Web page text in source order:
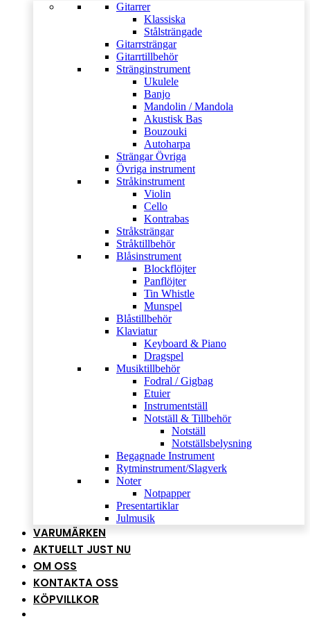
Gitarrer
Klassiska
Stålsträngade
Gitarrsträngar
Gitarrtillbehör
Stränginstrument
Ukulele
Banjo
Mandolin / Mandola
Akustisk Bas
Bouzouki
Autoharpa
Strängar Övriga
Övriga instrument
Stråkinstrument
Violin
Cello
Kontrabas
Stråksträngar
Stråktillbehör
Blåsinstrument
Blockflöjter
Panflöjter
Tin Whistle
Munspel
Blåstillbehör
Klaviatur
Keyboard & Piano
Dragspel
Musiktillbehör
Fodral / Gigbag
Etuier
Instrumentställ
Notställ & Tillbehör
Notställ
Notställsbelysning
Begagnade Instrument
Rytminstrument/Slagverk
Noter
Notpapper
Presentartiklar
Julmusik
VARUMÄRKEN
AKTUELLT JUST NU
OM OSS
KONTAKTA OSS
KÖPVILLKOR